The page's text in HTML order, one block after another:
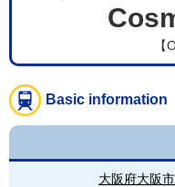
【
Basic information
大阪府大阪